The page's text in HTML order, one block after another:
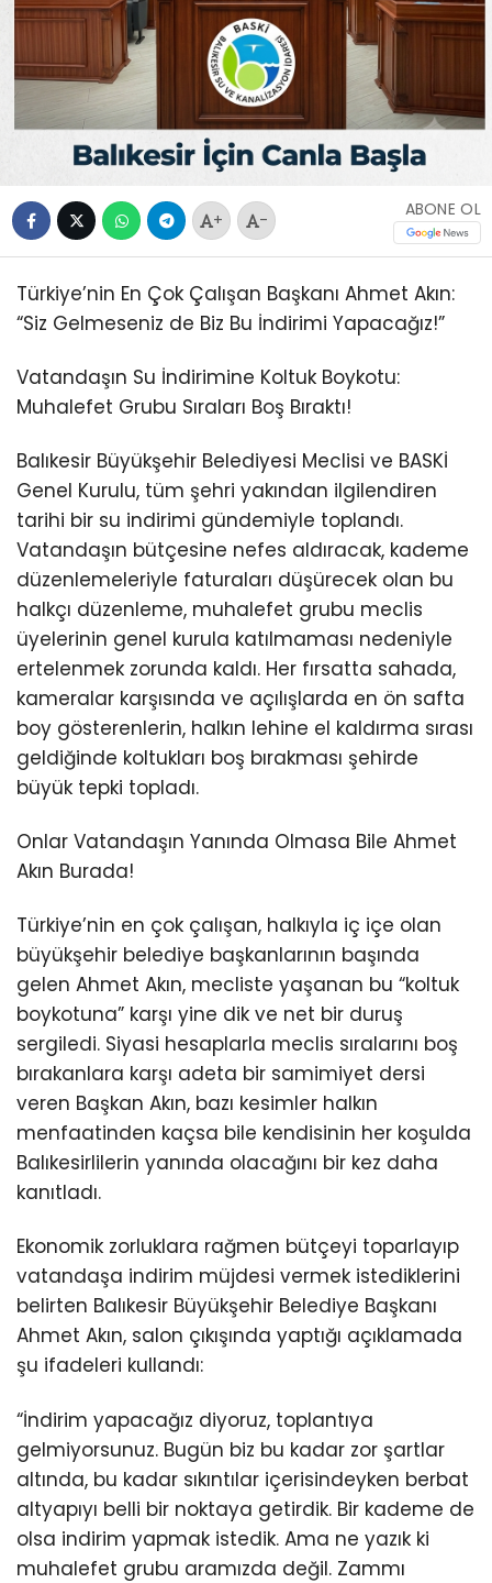
+ -
ABONE OL
Türkiye’nin En Çok Çalışan Başkanı Ahmet Akın:
“Siz Gelmeseniz de Biz Bu İndirimi Yapacağız!”
Vatandaşın Su İndirimine Koltuk Boykotu:
Muhalefet Grubu Sıraları Boş Bıraktı!
Balıkesir Büyükşehir Belediyesi Meclisi ve BASKİ
Genel Kurulu, tüm şehri yakından ilgilendiren
tarihi bir su indirimi gündemiyle toplandı.
Vatandaşın bütçesine nefes aldıracak, kademe
düzenlemeleriyle faturaları düşürecek olan bu
halkçı düzenleme, muhalefet grubu meclis
üyelerinin genel kurula katılmaması nedeniyle
ertelenmek zorunda kaldı. Her fırsatta sahada,
kameralar karşısında ve açılışlarda en ön safta
boy gösterenlerin, halkın lehine el kaldırma sırası
geldiğinde koltukları boş bırakması şehirde
büyük tepki topladı.
Onlar Vatandaşın Yanında Olmasa Bile Ahmet
Akın Burada!
Türkiye’nin en çok çalışan, halkıyla iç içe olan
büyükşehir belediye başkanlarının başında
gelen Ahmet Akın, mecliste yaşanan bu “koltuk
boykotuna” karşı yine dik ve net bir duruş
sergiledi. Siyasi hesaplarla meclis sıralarını boş
bırakanlara karşı adeta bir samimiyet dersi
veren Başkan Akın, bazı kesimler halkın
menfaatinden kaçsa bile kendisinin her koşulda
Balıkesirlilerin yanında olacağını bir kez daha
kanıtladı.
Ekonomik zorluklara rağmen bütçeyi toparlayıp
vatandaşa indirim müjdesi vermek istediklerini
belirten Balıkesir Büyükşehir Belediye Başkanı
Ahmet Akın, salon çıkışında yaptığı açıklamada
şu ifadeleri kullandı:
“İndirim yapacağız diyoruz, toplantıya
gelmiyorsunuz. Bugün biz bu kadar zor şartlar
altında, bu kadar sıkıntılar içerisindeyken berbat
altyapıyı belli bir noktaya getirdik. Bir kademe de
olsa indirim yapmak istedik. Ama ne yazık ki
muhalefet grubu aramızda değil. Zammı